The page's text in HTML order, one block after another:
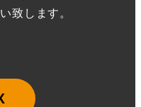
致します。